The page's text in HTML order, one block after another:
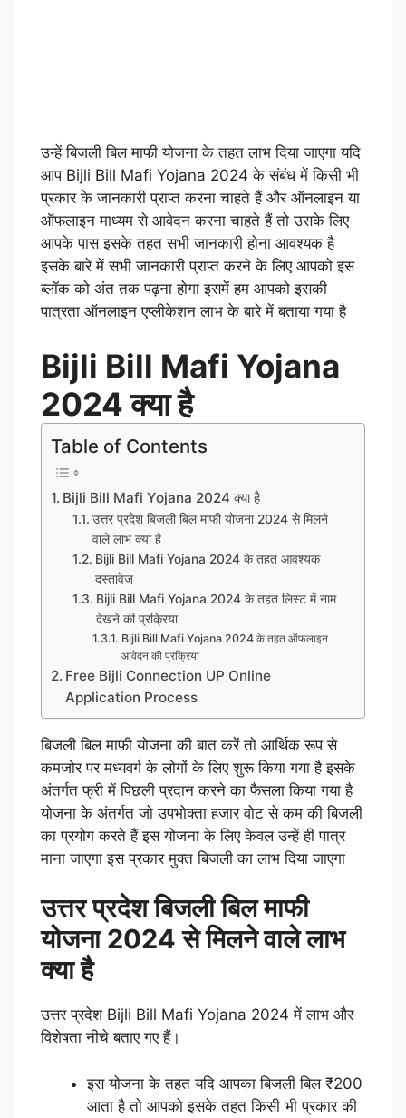
उन्हें बिजली बिल माफी योजना के तहत लाभ दिया जाएगा यदि
आप Bijli Bill Mafi Yojana 2024 के संबंध में किसी भी
प्रकार के जानकारी प्राप्त करना चाहते हैं और ऑनलाइन या
ऑफलाइन माध्यम से आवेदन करना चाहते हैं तो उसके लिए
आपके पास इसके तहत सभी जानकारी होना आवश्यक है
इसके बारे में सभी जानकारी प्राप्त करने के लिए आपको इस
ब्लॉक को अंत तक पढ़ना होगा इसमें हम आपको इसकी
पात्रता ऑनलाइन एप्लीकेशन लाभ के बारे में बताया गया है
Bijli Bill Mafi Yojana
2024 क्या है
Table of Contents
Bijli Bill Mafi Yojana 2024 क्या है
उत्तर प्रदेश बिजली बिल माफी योजना 2024 से मिलने
वाले लाभ क्या है
Bijli Bill Mafi Yojana 2024 के तहत आवश्यक
दस्तावेज
Bijli Bill Mafi Yojana 2024 के तहत लिस्ट में नाम
देखने की प्रक्रिया
Bijli Bill Mafi Yojana 2024 के तहत ऑफलाइन
आवेदन की प्रक्रिया
Free Bijli Connection UP Online
Application Process
बिजली बिल माफी योजना की बात करें तो आर्थिक रूप से
कमजोर पर मध्यवर्ग के लोगों के लिए शुरू किया गया है इसके
अंतर्गत फ्री में पिछली प्रदान करने का फैसला किया गया है
योजना के अंतर्गत जो उपभोक्ता हजार वोट से कम की बिजली
का प्रयोग करते हैं इस योजना के लिए केवल उन्हें ही पात्र
माना जाएगा इस प्रकार मुक्त बिजली का लाभ दिया जाएगा
उत्तर प्रदेश बिजली बिल माफी
योजना 2024 से मिलने वाले लाभ
क्या है
उत्तर प्रदेश Bijli Bill Mafi Yojana 2024 में लाभ और
विशेषता नीचे बताए गए हैं।
इस योजना के तहत यदि आपका बिजली बिल ₹200
आता है तो आपको इसके तहत किसी भी प्रकार की